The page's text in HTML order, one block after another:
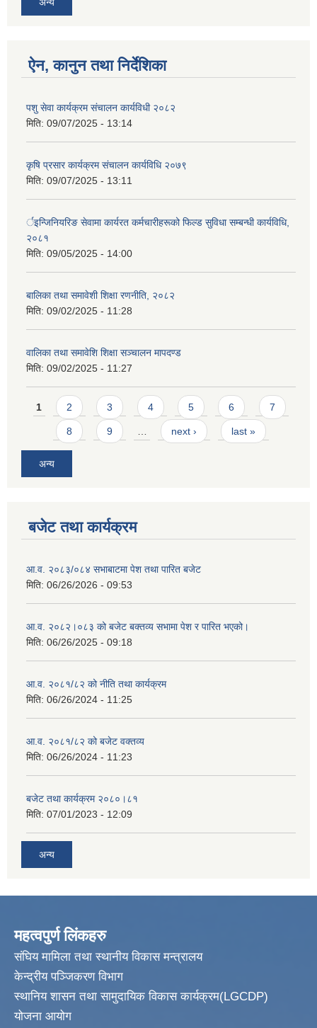
अन्य
ऐन, कानुन तथा निर्देशिका
पशु सेवा कार्यक्रम संचालन कार्यविधी २०८२
मिति: 09/07/2025 - 13:14
कृषि प्रसार कार्यक्रम संचालन कार्यविधि २०७९
मिति: 09/07/2025 - 13:11
र्इन्जिनियरिङ सेवामा कार्यरत कर्मचारीहरूको फिल्ड सुविधा सम्बन्धी कार्यविधि,
२०८१
मिति: 09/05/2025 - 14:00
बालिका तथा समावेशी शिक्षा रणनीति, २०८२
मिति: 09/02/2025 - 11:28
वालिका तथा समावेशि शिक्षा सञ्चालन मापदण्ड
मिति: 09/02/2025 - 11:27
Pages
1 2 3 4 5 6 7
8 9 next › last »
अन्य
बजेट तथा कार्यक्रम
आ.व. २०८३/०८४ सभाबाटमा पेश तथा पारित बजेट
मिति: 06/26/2026 - 09:53
आ‍.व. २०८२।०८३ को बजेट बक्तव्य सभामा पेश र पारित भएको।
मिति: 06/26/2025 - 09:18
आ.व. २०८१/८२ को नीति तथा कार्यक्रम
मिति: 06/26/2024 - 11:25
आ.व. २०८१/८२ को बजेट वक्तव्य
मिति: 06/26/2024 - 11:23
बजेट तथा कार्यक्रम २०८०।८१
मिति: 07/01/2023 - 12:09
अन्य
महत्वपुर्ण लिंकहरु
संघिय मामिला तथा स्थानीय विकास मन्त्रालय
केन्द्रीय पञ्जिकरण विभाग
स्थानिय शासन तथा सामुदायिक विकास कार्यक्रम(LGCDP)
योजना आयोग